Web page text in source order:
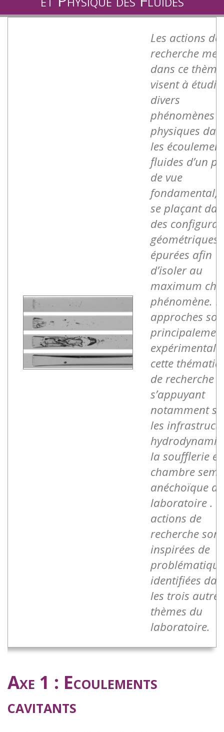
Les actions de
recherche
dans ce thème
visent à
divers
phénomènes
physiques
les
fluides d’un
de vue
fondamental,
se plaçant
des
géométriques
épurées afin
d’isoler au
maximum
phénomène.
approches
cette
de recherche
s’appuyant
notamment
les
la soufflerie
chambre
anéchoïque du
laboratoire .
actions de
recherche sont
inspirées de
identifiées
les trois autres
thèmes du
laboratoire.
Axe 1 : Ecoulements
cavitants